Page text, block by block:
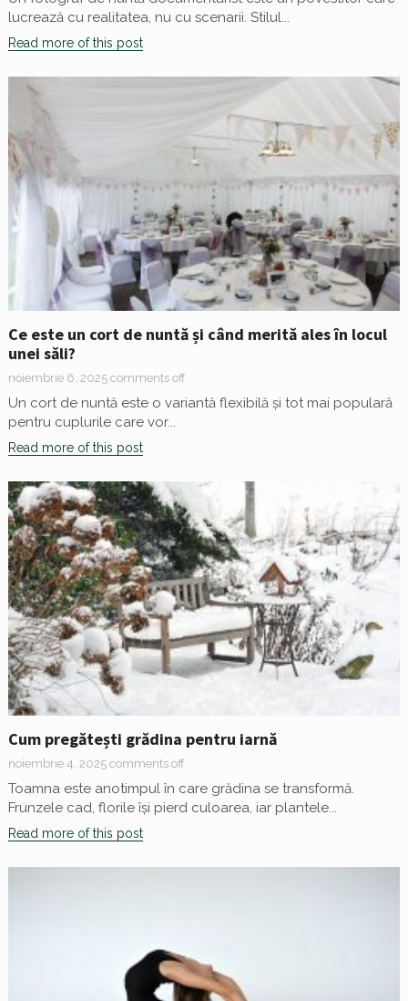
lucrează cu realitatea, nu cu scenarii. Stilul...
Read more of this post
Ce este un cort de nuntă și când merită ales în locul
unei săli?
noiembrie 6, 2025 comments off
Un cort de nuntă este o variantă flexibilă și tot mai populară
pentru cuplurile care vor...
Read more of this post
Cum pregătești grădina pentru iarnă
noiembrie 4, 2025 comments off
Toamna este anotimpul în care grădina se transformă.
Frunzele cad, florile își pierd culoarea, iar plantele...
Read more of this post